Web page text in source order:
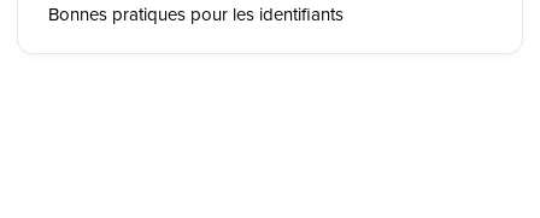
Bonnes pratiques pour les identifiants